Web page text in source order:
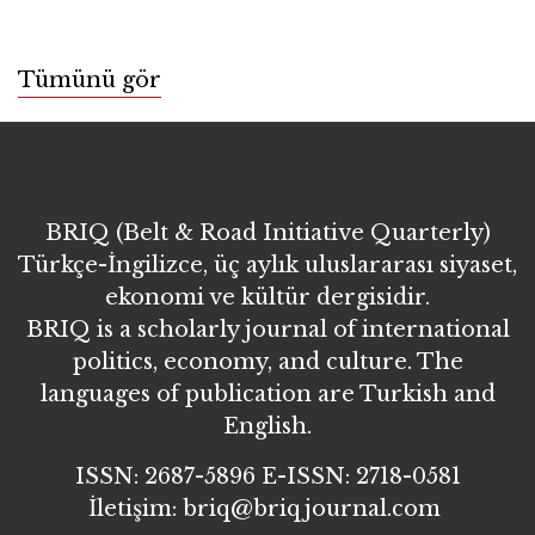
Tümünü gör
BRIQ (Belt & Road Initiative Quarterly)
Türkçe-İngilizce, üç aylık uluslararası siyaset,
ekonomi ve kültür dergisidir.
BRIQ is a scholarly journal of international
politics, economy, and culture. The
languages of publication are Turkish and
English.
ISSN: 2687-5896 E-ISSN: 2718-0581
İletişim: briq@briqjournal.com